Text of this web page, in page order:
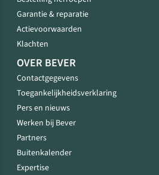
Garantie & reparatie
Actievoorwaarden
Klachten
OVER BEVER
Contactgegevens
Toegankelijkheidsverklaring
Pers en nieuws
Werken bij Bever
Partners
Buitenkalender
Expertise